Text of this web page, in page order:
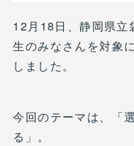
12月18日、静岡県立
生のみなさんを対象
しました。
今回のテーマは、「
る」。